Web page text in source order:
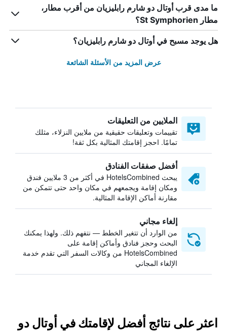
ما مدى قرب أوتال دو شارم رابليزيان من أقرب مطار،
مطار St Symphorien؟
هل يوجد مسبح في أوتال دو شارم رابليزيان؟
عرض المزيد من الأسئلة الشائعة
الملايين من التعليقات
تقييمات وتعليقات حقيقية من ملايين النزلاء، مثلك
تمامًا. احجز إقامتك المثالية بكل ثقة!
أفضل صفقات الفنادق
يبحث HotelsCombined في أكثر من 3 ملايين فندق
ومكان إقامة ويجمعهم في مكان واحد حتى تتمكن من
مقارنة أماكن الإقامة المثالية.
إلغاء مجاني
من الوارد أن تتغير الخطط — نتفهم ذلك. ولهذا يمكنك
البحث وحجز فنادق وأماكن إقامة على
HotelsCombined من وكالات السفر التي تقدم خدمة
الإلغاء المجاني
اعثر على نتائج أفضل لإقامتك في أوتال دو